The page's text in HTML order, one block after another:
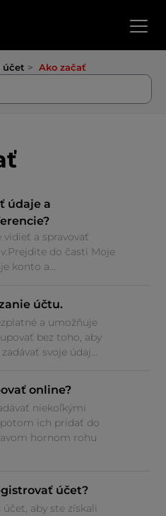
účet Ako začať
údaje a
a spravovať
do časti Moje
konto a...
účtu.
a umožňuje
bez toho, aby
svoje údaj...
online?
niekoľkými
ich pridať do
hornom rohu
účet?
aby ste získali